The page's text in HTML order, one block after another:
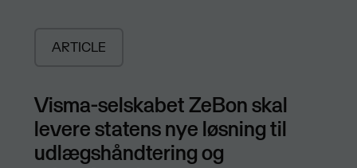
ARTICLE
Visma-selskabet ZeBon skal
levere statens nye løsning til
udlægshåndtering og